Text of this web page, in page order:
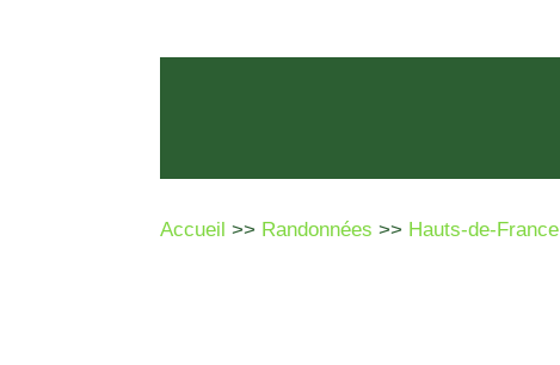
Accueil >> Randonnées >> Hauts-de-France